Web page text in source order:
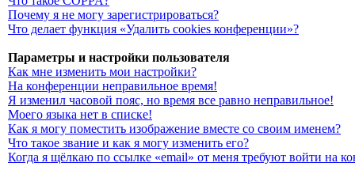
Почему я не могу зарегистрироваться?
Что делает функция «Удалить cookies конференции»?
Параметры и настройки пользователя
Как мне изменить мои настройки?
На конференции неправильное время!
Я изменил часовой пояс, но время все равно неправильное!
Моего языка нет в списке!
Как я могу поместить изображение вместе со своим именем?
Что такое звание и как я могу изменить его?
Когда я щёлкаю по ссылке «email» от меня требуют войти на